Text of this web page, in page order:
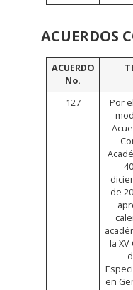
ACUERDOS
ACUERDO
No.
127
Por
de
la
en